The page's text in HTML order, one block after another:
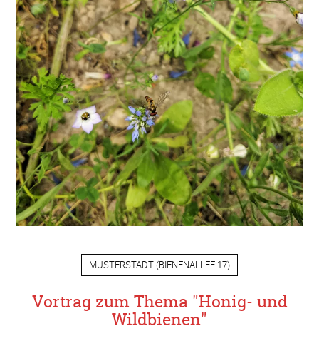
MUSTERSTADT (BIENENALLEE 17)
Vortrag zum Thema "Honig- und
Wildbienen"